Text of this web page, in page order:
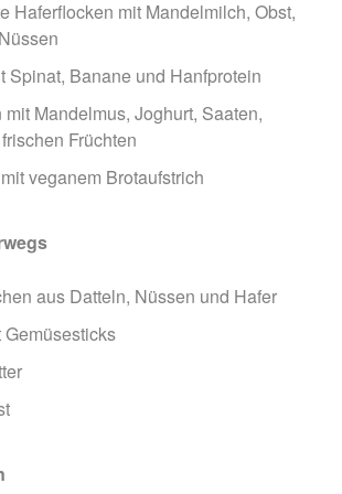
Haferflocken mit Mandelmilch, Obst,
Spinat, Banane und Hanfprotein
Mandelmus, Joghurt, Saaten,
Früchten
veganem Brotaufstrich
aus Datteln, Nüssen und Hafer
Gemüsesticks